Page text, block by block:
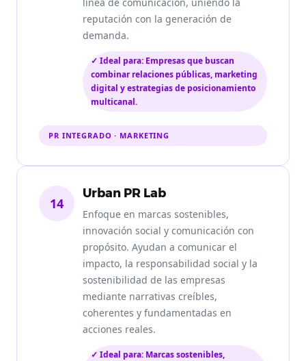
reputación con la generación de
demanda.
✓ Ideal para: Empresas que buscan
combinar relaciones públicas, marketing
digital y estrategias de posicionamiento
multicanal.
PR INTEGRADO · MARKETING
14
Urban PR Lab
Enfoque en marcas sostenibles,
innovación social y comunicación con
propósito. Ayudan a comunicar el
impacto, la responsabilidad social y la
sostenibilidad de las empresas
mediante narrativas creíbles,
coherentes y fundamentadas en
acciones reales.
✓ Ideal para: Marcas sostenibles,